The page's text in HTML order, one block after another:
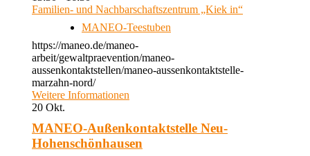
Familien- und Nachbarschaftszentrum „Kiek in“
MANEO-Teestuben
https://maneo.de/maneo-
arbeit/gewaltpraevention/maneo-
aussenkontaktstellen/maneo-aussenkontaktstelle-
marzahn-nord/
Weitere Informationen
20 Okt.
MANEO-Außenkontaktstelle Neu-
Hohenschönhausen